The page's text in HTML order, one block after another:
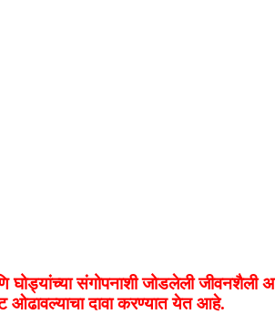
घोड्यांच्या संगोपनाशी जोडलेली
ओढावल्याचा दावा करण्यात येत आहे.